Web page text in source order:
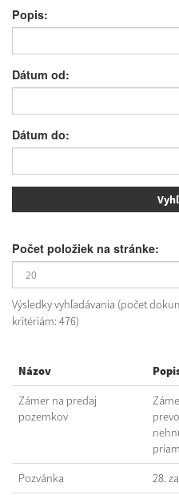
Popis:
Dátum od:
Dátum do:
Počet položiek na stránke:
Výsledky vyhľadávania (počet
kritériám: 476)
Názov
Zámer na predaj
pozemkov
Pozvánka 28.